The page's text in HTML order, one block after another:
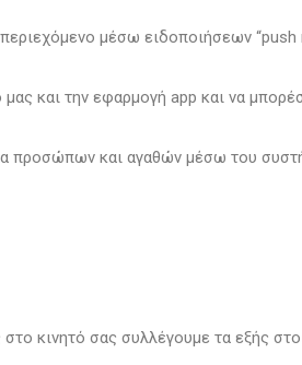
μέσω ειδοποιήσεων “push
μας και την εφαρμογή app και να
προσώπων και αγαθών μέσω του
κινητό σας συλλέγουμε τα εξής